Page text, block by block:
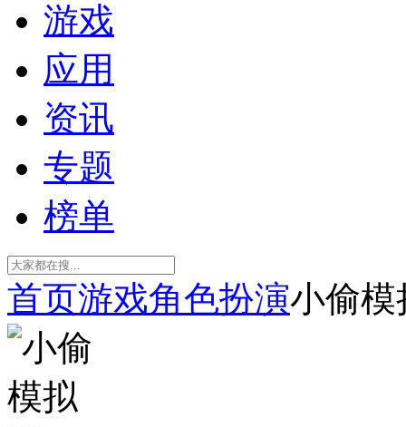
游戏
应用
资讯
专题
榜单
首页游戏角色扮演小偷模